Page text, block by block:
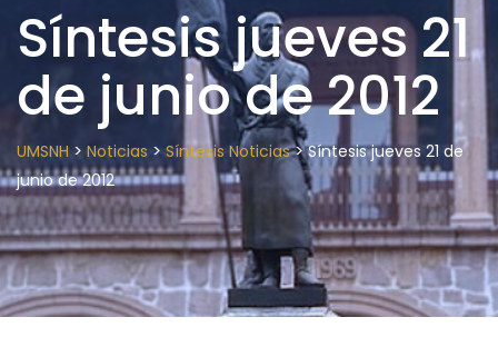
Síntesis jueves 21
de junio de 2012
UMSNH> Noticias > Síntesis Noticias>Síntesis jueves 21 de
junio de 2012